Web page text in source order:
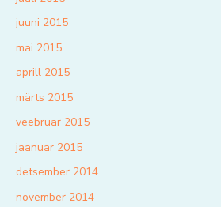
juuni 2015
mai 2015
aprill 2015
märts 2015
veebruar 2015
jaanuar 2015
detsember 2014
november 2014